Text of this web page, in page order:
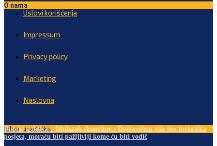
O nama
Uslovi korišćenja
Impressum
Privacy policy
Marketing
Naslovna
Izbor urednika
Danski političar: Obilazak skupštine s Dajkovićem više bio turistička
posjeta, moraću biti pažljiviji kome ću biti vodič